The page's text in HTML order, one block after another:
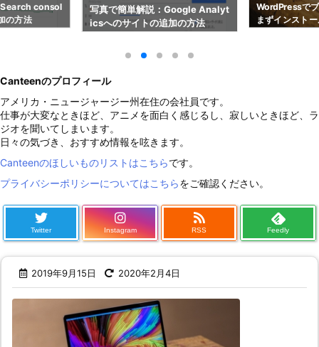
Search consol
の方法
写真で簡単解説：Google Analyt
icsへのサイトの追加の方法
WordPressで
まずインスト
Canteenのプロフィール
アメリカ・ニュージャージー州在住の会社員です。
仕事が大変なときほど、アニメを面白く感じるし、寂しいときほど、ラ
ジオを聞いてしまいます。
日々の気づき、おすすめ情報を呟きます。
Canteenのほしいものリストはこちらです。
プライバシーポリシーについてはこちらをご確認ください。
Twitter Instagram RSS Feedly
2019年9月15日 2020年2月4日